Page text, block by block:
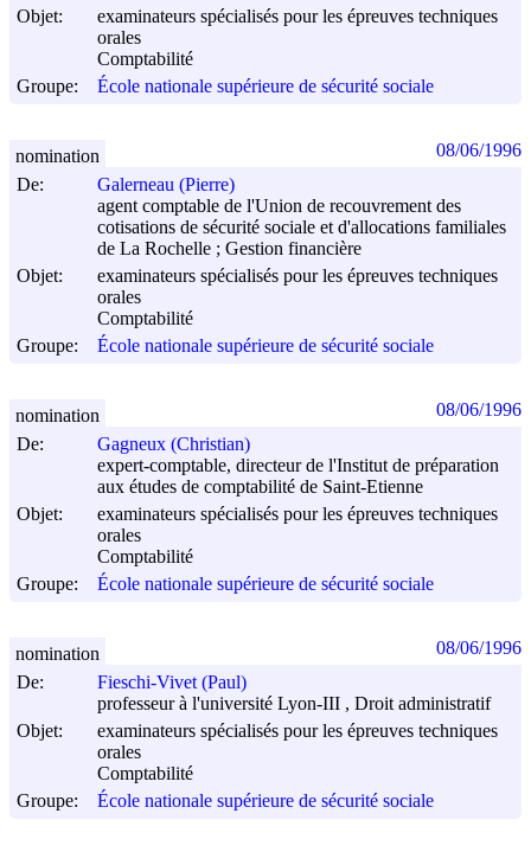
Objet:
examinateurs spécialisés pour les épreuves techniques
orales
Comptabilité
Groupe:
École nationale supérieure de sécurité sociale
De:
Galerneau (Pierre)
agent comptable de l'Union de recouvrement des
cotisations de sécurité sociale et d'allocations familiales
de La Rochelle ; Gestion financière
Objet:
examinateurs spécialisés pour les épreuves techniques
orales
Comptabilité
Groupe:
École nationale supérieure de sécurité sociale
nomination 08/06/1996
De:
Gagneux (Christian)
expert-comptable, directeur de l'Institut de préparation
aux études de comptabilité de Saint-Etienne
Objet:
examinateurs spécialisés pour les épreuves techniques
orales
Comptabilité
Groupe:
École nationale supérieure de sécurité sociale
nomination 08/06/1996
De:
Fieschi-Vivet (Paul)
professeur à l'université Lyon-III , Droit administratif
Objet:
examinateurs spécialisés pour les épreuves techniques
orales
Comptabilité
Groupe:
École nationale supérieure de sécurité sociale
nomination 08/06/1996